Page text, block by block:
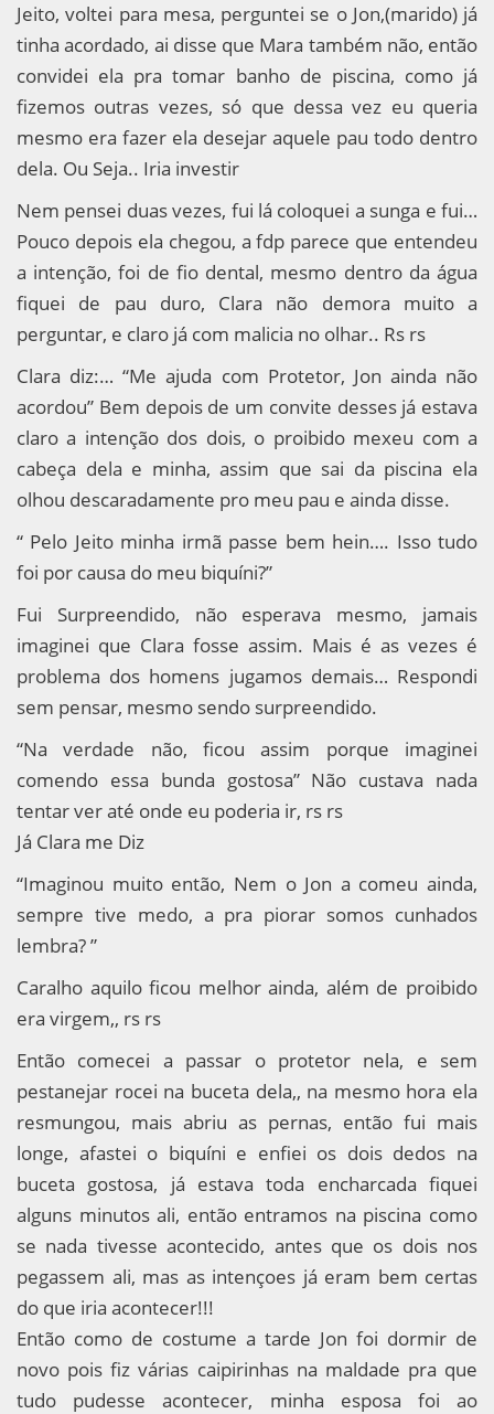
Jeito, voltei para mesa, perguntei se o Jon,(marido) já
tinha acordado, ai disse que Mara também não, então
convidei ela pra tomar banho de piscina, como já
fizemos outras vezes, só que dessa vez eu queria
mesmo era fazer ela desejar aquele pau todo dentro
dela. Ou Seja.. Iria investir
Nem pensei duas vezes, fui lá coloquei a sunga e fui…
Pouco depois ela chegou, a fdp parece que entendeu
a intenção, foi de fio dental, mesmo dentro da água
fiquei de pau duro, Clara não demora muito a
perguntar, e claro já com malicia no olhar.. Rs rs
Clara diz:… “Me ajuda com Protetor, Jon ainda não
acordou” Bem depois de um convite desses já estava
claro a intenção dos dois, o proibido mexeu com a
cabeça dela e minha, assim que sai da piscina ela
olhou descaradamente pro meu pau e ainda disse.
“ Pelo Jeito minha irmã passe bem hein…. Isso tudo
foi por causa do meu biquíni?”
Fui Surpreendido, não esperava mesmo, jamais
imaginei que Clara fosse assim. Mais é as vezes é
problema dos homens jugamos demais… Respondi
sem pensar, mesmo sendo surpreendido.
“Na verdade não, ficou assim porque imaginei
comendo essa bunda gostosa” Não custava nada
tentar ver até onde eu poderia ir, rs rs
Já Clara me Diz
“Imaginou muito então, Nem o Jon a comeu ainda,
sempre tive medo, a pra piorar somos cunhados
lembra? ”
Caralho aquilo ficou melhor ainda, além de proibido
era virgem,, rs rs
Então comecei a passar o protetor nela, e sem
pestanejar rocei na buceta dela,, na mesmo hora ela
resmungou, mais abriu as pernas, então fui mais
longe, afastei o biquíni e enfiei os dois dedos na
buceta gostosa, já estava toda encharcada fiquei
alguns minutos ali, então entramos na piscina como
se nada tivesse acontecido, antes que os dois nos
pegassem ali, mas as intençoes já eram bem certas
do que iria acontecer!!!
Então como de costume a tarde Jon foi dormir de
novo pois fiz várias caipirinhas na maldade pra que
tudo pudesse acontecer, minha esposa foi ao